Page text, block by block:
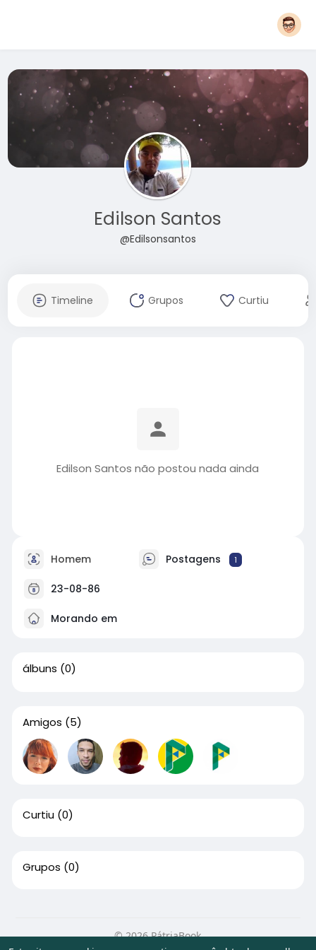
Edilson Santos
@Edilsonsantos
Timeline Grupos Curtiu
Edilson Santos não postou nada ainda
Homem Postagens 1
23-08-86
Morando em
álbuns (0)
Amigos (5)
Curtiu (0)
Grupos (0)
© 2026 PátriaBook